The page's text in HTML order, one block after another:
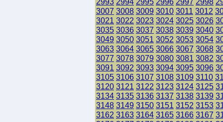
3007 3008 3009 3010 3011 3012
3021 3022 3023 3024 3025 3026
3035 3036 3037 3038 3039 3040
3049 3050 3051 3052 3053 3054
3063 3064 3065 3066 3067 3068
3077 3078 3079 3080 3081 3082
3091 3092 3093 3094 3095 3096
3105 3106 3107 3108 3109 3110
3120 3121 3122 3123 3124 3125
3134 3135 3136 3137 3138 3139
3148 3149 3150 3151 3152 3153
3162 3163 3164 3165 3166 3167